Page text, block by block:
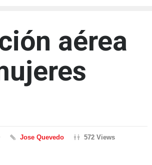
aérea
Jose Quevedo
572 Views